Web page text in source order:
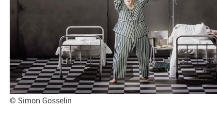
© Simon Gosselin